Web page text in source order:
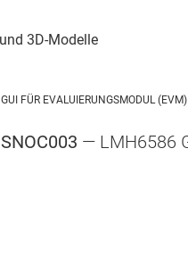
GUI FÜR EVALUIERUNGSMODUL (EVM)
SNOC003 — LMH6586